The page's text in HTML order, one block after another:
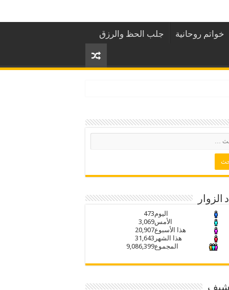
خواتم روحانية جلب الحظ والرزق
الزوار
اليوم473
الأمس3,069
هذا الأسبوع20,907
هذا الشهر 31,643
المجموع9,086,399